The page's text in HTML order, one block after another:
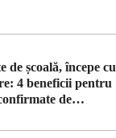
de școală, începe cu
4 beneficii pentru
de